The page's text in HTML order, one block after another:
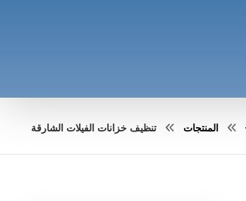
المنتجات تنظيف خزانات الفيلات الشارقة